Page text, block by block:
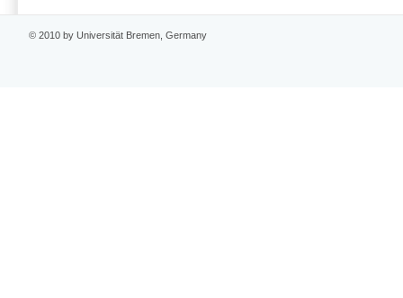
© 2010 by Universität Bremen, Germany